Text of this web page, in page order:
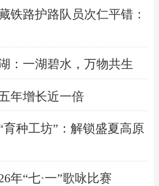
铁路护路队员次仁平错：
：一湖碧水，万物共生
年增长近一倍
育种工坊”：解锁盛夏高原
年“七·一”歌咏比赛